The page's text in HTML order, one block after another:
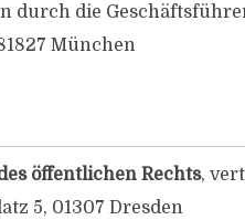
durch die
München
öffentlichen Rechts,
5, 01307 Dresden